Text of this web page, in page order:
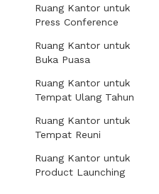
Ruang Kantor untuk
Press Conference
Ruang Kantor untuk
Buka Puasa
Ruang Kantor untuk
Tempat Ulang Tahun
Ruang Kantor untuk
Tempat Reuni
Ruang Kantor untuk
Product Launching